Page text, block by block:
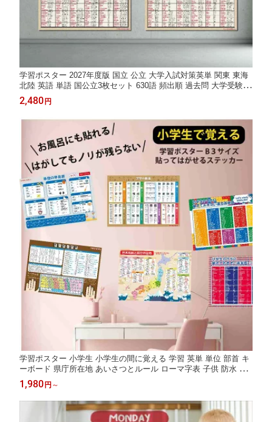
学習ポスター 2027年度版 国立 公立 大学入試対策英単 関東 東海
北陸 英語 単語 国公立3枚セット 630語 頻出順 過去問 大学受験
入試 高校生 暗記 高校 大学受験 受験に役立つ 子供 防水 受験 勉
強 おふろ 便利グッズ 教材 はがせる 賃貸 シール ステッカー 1日1
2,480円
学習ポスター 小学生 小学生の間に覚える 学習 英単 単位 部首 キ
ーボード 県庁所在地 あいさつとルール ローマ字表 子供 防水 受
験 勉強 おふろ 便利グッズ 教材 はがせる おふろ 賃貸 1日10分
1,980円 ～